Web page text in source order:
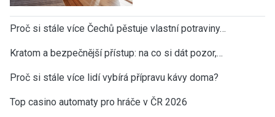
Proč si stále více Čechů pěstuje vlastní potraviny…
Kratom a bezpečnější přístup: na co si dát pozor,…
Proč si stále více lidí vybírá přípravu kávy doma?
Top casino automaty pro hráče v ČR 2026